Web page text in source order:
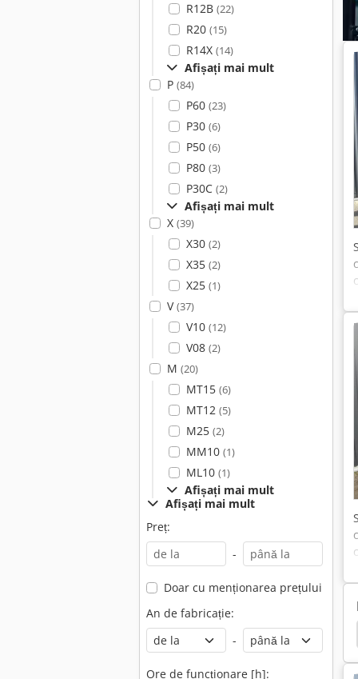
R12B (22)
R20 (15)
R14X (14)
Afișați mai mult
P (84)
P60 (23)
P30 (6)
P50 (6)
P80 (3)
P30C (2)
Afișați mai mult
X (39)
X30 (2)
X35 (2)
X25 (1)
V(37)
V10 (12)
V08 (2)
M (20)
MT15 (6)
MT12 (5)
M25 (2)
MM10 (1)
ML10 (1)
Afișați mai mult
Afișați mai mult
Preț:
-
Doar cu menționarea prețului
An de fabricație:
-
Ore de funcționare [h]:
Linde E20L Linde Reachstacker